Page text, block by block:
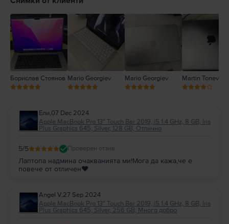
Борислав Стоянов Mario Georgiev Mario Georgiev Martin Tonev
Ели,07 Dec 2024
Apple MacBook Pro 13″ Touch Bar 2019, i5 1.4 GHz, 8 GB, Iris
Plus Graphics 645, Silver, 128 GB, Отлично
5/5 Проверен отзив
Лаптопа надмина очакванията ми!Мога да кажа,че е
повече от отличен❤️
Angel V,27 Sep 2024
Apple MacBook Pro 13″ Touch Bar 2019, i5 1.4 GHz, 8 GB, Iris
Plus Graphics 645, Silver, 256 GB, Много добро